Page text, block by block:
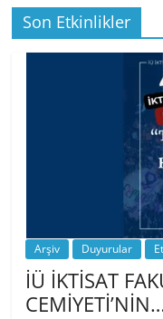
BİZ
…
Son Etkinlikler
Arşiv Duyurular
İÜ İKTİSAT